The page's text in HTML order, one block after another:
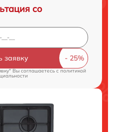
со
заявку
Вы соглашаетесь cполитикой